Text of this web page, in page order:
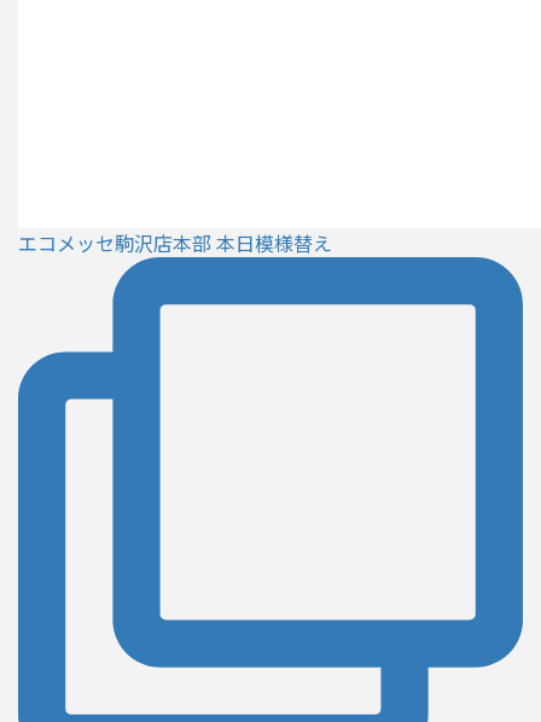
エコメッセ駒沢店本部 本日模様替え